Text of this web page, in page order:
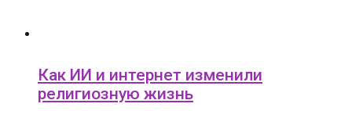
Как ИИ и интернет изменили
религиозную жизнь